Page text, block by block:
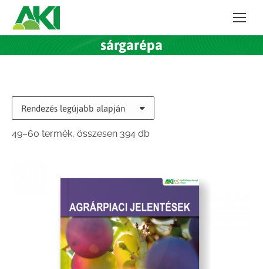
sárgarépa
49–60 termék, összesen 394 dbSorted